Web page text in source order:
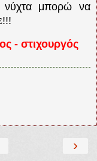
μπορώ να
- στιχουργός
›